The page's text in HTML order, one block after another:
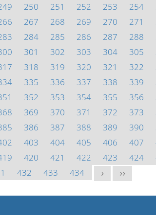
250 251 252 253 254
267 268 269 270 271
284 285 286 287 288
301 302 303 304 305
318 319 320 321 322
335 336 337 338 339
352 353 354 355 356
369 370 371 372 373
386 387 388 389 390
403 404 405 406 407
420 421 422 423 424
432 433 434 > >>